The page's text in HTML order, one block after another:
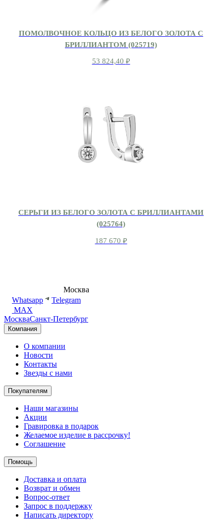
ПОМОЛВОЧНОЕ КОЛЬЦО ИЗ БЕЛОГО ЗОЛОТА С
БРИЛЛИАНТОМ (025719)
53 824,40 ₽
СЕРЬГИ ИЗ БЕЛОГО ЗОЛОТА С БРИЛЛИАНТАМИ
(025764)
187 670 ₽
Москва
Whatsapp
Telegram
MAX
МоскваСанкт-Петербург
Компания
О компании
Новости
Контакты
Звезды с нами
Покупателям
Наши магазины
Акции
Гравировка в подарок
Желаемое изделие в рассрочку!
Соглашение
Помощь
Доставка и оплата
Возврат и обмен
Вопрос-ответ
Запрос в поддержку
Написать директору